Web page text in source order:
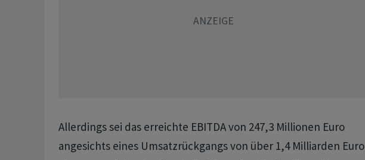
Allerdings sei das erreichte EBITDA von 247,3 Millionen Euro
angesichts eines Umsatzrückgangs von über 1,4 Milliarden Euro